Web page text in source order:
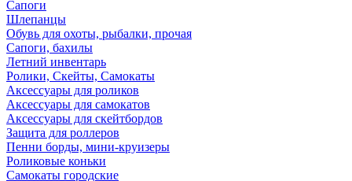
Сапоги
Шлепанцы
Обувь для охоты, рыбалки, прочая
Сапоги, бахилы
Летний инвентарь
Ролики, Скейты, Самокаты
Аксессуары для роликов
Аксессуары для самокатов
Аксессуары для скейтбордов
Защита для роллеров
Пенни борды, мини-круизеры
Роликовые коньки
Самокаты городские